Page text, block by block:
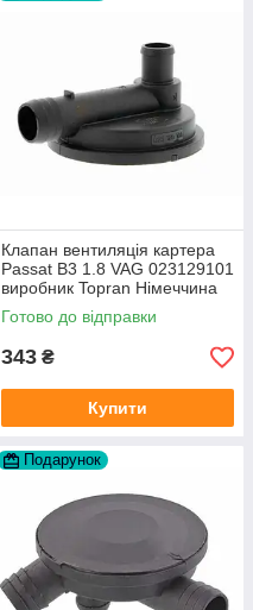
Клапан вентиляція картера
Passat B3 1.8 VAG 023129101
виробник Topran Німеччина
Готово до відправки
343 ₴
Купити
Подарунок